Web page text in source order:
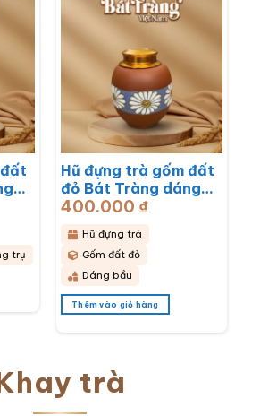
trụ
Hũ đựng trà gốm đất
đỏ Bát Tràng dáng
bầu hoạ tiết hoa cúc
hoạ mi trắng BT-
HĐT10
400.000 ₫
Hũ đựng trà
Gốm đất đỏ
Dáng bầu
Thêm vào giỏ hàng
trà